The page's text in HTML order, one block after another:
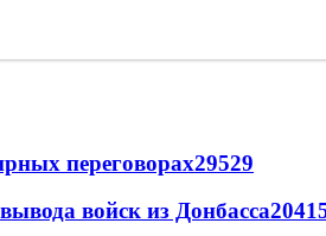
переговорах29529
войск из Донбасса